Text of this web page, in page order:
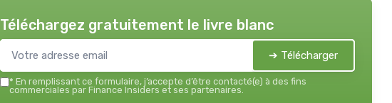
Téléchargez gratuitement le livre blanc
➔ Télécharger
* En remplissant ce formulaire, j’accepte d’être contacté(e) à des fins
commerciales par Finance Insiders et ses partenaires.